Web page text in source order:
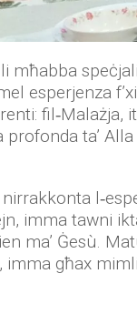
mħabba
esperjenza
fil‑Malażja,
profonda ta’
imma tawni
ma’ Ġesù.
imma għax mimli